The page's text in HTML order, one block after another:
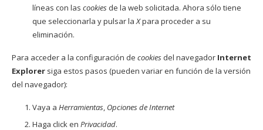
líneas con las cookies de la web solicitada. Ahora sólo tiene
que seleccionarla y pulsar laXpara proceder a su
eliminación.
Para acceder a la configuración de cookies del navegador Internet
Explorer siga estos pasos (pueden variar en función de la versión
del navegador):
Vaya a Herramientas, Opciones de Internet
Haga click en Privacidad.